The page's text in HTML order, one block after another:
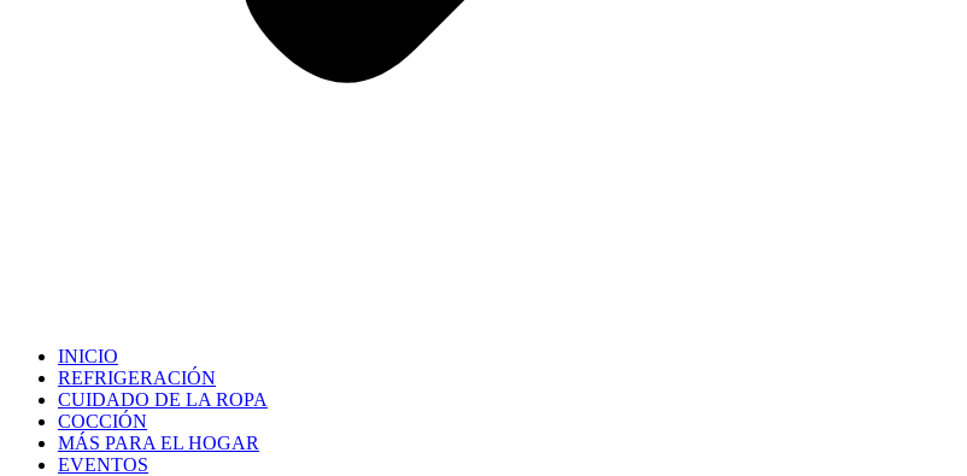
INICIO
REFRIGERACIÓN
CUIDADO DE LA ROPA
COCCIÓN
MÁS PARA EL HOGAR
EVENTOS